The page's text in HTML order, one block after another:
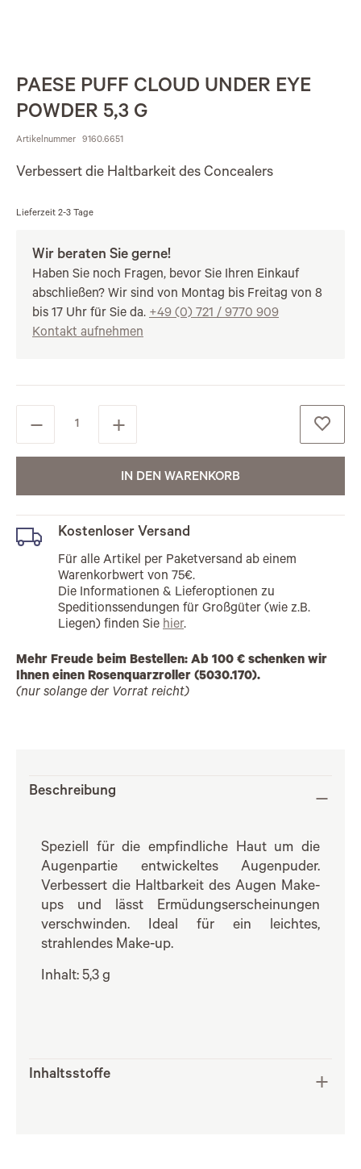
PAESE PUFF CLOUD UNDER EYE
POWDER 5,3 G
Artikelnummer 9160.6651
Verbessert die Haltbarkeit des Concealers
Lieferzeit 2-3 Tage
Wir beraten Sie gerne!
Haben Sie noch Fragen, bevor Sie Ihren Einkauf
abschließen? Wir sind von Montag bis Freitag von 8
bis 17 Uhr für Sie da. +49 (0) 721 / 9770 909
Kontakt aufnehmen
IN DEN WARENKORB
Kostenloser Versand
Für alle Artikel per Paketversand ab einem
Warenkorbwert von 75€.
Die Informationen & Lieferoptionen zu
Speditionssendungen für Großgüter (wie z.B.
Liegen) finden Sie hier.
Mehr Freude beim Bestellen: Ab 100 € schenken wir
Ihnen einen Rosenquarzroller (5030.170).
(nur solange der Vorrat reicht)
Beschreibung
Speziell für die empfindliche Haut um die
Augenpartie entwickeltes Augenpuder.
Verbessert die Haltbarkeit des Augen Make-
ups und lässt Ermüdungserscheinungen
verschwinden. Ideal für ein leichtes,
strahlendes Make-up.
Inhalt: 5,3 g
Inhaltsstoffe